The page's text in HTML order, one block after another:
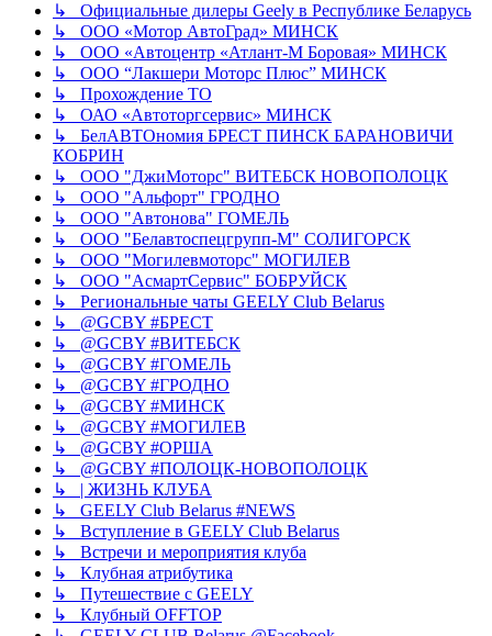
↳ Официальные дилеры Geely в Республике Беларусь
↳ ООО «Мотор АвтоГрад» МИНСК
↳ ООО «Автоцентр «Атлант-М Боровая» МИНСК
↳ ООО “Лакшери Моторс Плюс” МИНСК
↳ Прохождение ТО
↳ ОАО «Автоторгсервис» МИНСК
↳ БелАВТОномия БРЕСТ ПИНСК БАРАНОВИЧИ
КОБРИН
↳ ООО "ДжиМоторс" ВИТЕБСК НОВОПОЛОЦК
↳ ООО "Альфорт" ГРОДНО
↳ ООО "Автонова" ГОМЕЛЬ
↳ ООО "Белавтоспецгрупп-М" СОЛИГОРСК
↳ ООО "Могилевмоторс" МОГИЛЕВ
↳ ООО "АсмартСервис" БОБРУЙСК
↳ Региональные чаты GEELY Club Belarus
↳ @GCBY #БРЕСТ
↳ @GCBY #ВИТЕБСК
↳ @GCBY #ГОМЕЛЬ
↳ @GCBY #ГРОДНО
↳ @GCBY #МИНСК
↳ @GCBY #МОГИЛЕВ
↳ @GCBY #ОРША
↳ @GCBY #ПОЛОЦК-НОВОПОЛОЦК
↳ | ЖИЗНЬ КЛУБА
↳ GEELY Club Bеlarus #NEWS
↳ Вступление в GEELY Club Belarus
↳ Встречи и мероприятия клуба
↳ Клубная атрибутика
↳ Путешествие с GEELY
↳ Клубный OFFTOP